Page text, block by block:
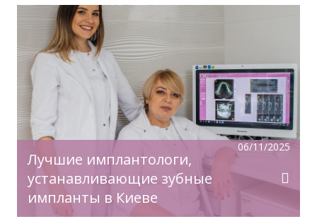
06/11/2025
Лучшие имплантологи,
устанавливающие зубные
импланты в Киеве
Время задуматься о волшебном платье,
прическе, макияже. Позаботьтесь о вашей
улыбке, которая придаст вашему образу
чувство комфорта и уверенности!